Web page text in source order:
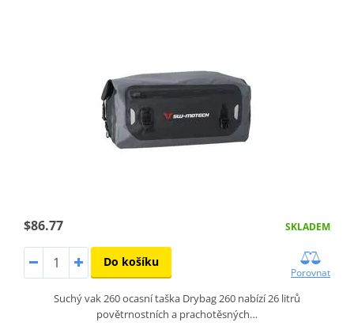
$86.77 SKLADEM
Do košíku
Porovnat
Suchý vak 260 ocasní taška Drybag 260 nabízí 26 litrů
povětrnostních a prachotěsných…